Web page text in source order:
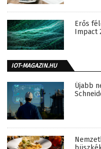
Erős
Impact
IOT-MAGAZIN.HU
Újabb